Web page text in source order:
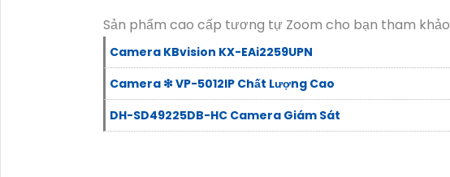
Sản phẩm cao cấp tương tự Zoom cho bạn tham khảo
Camera KBvision KX-EAi2259UPN
Camera ❇ VP-5012IP Chất Lượng Cao
DH-SD49225DB-HC Camera Giám Sát